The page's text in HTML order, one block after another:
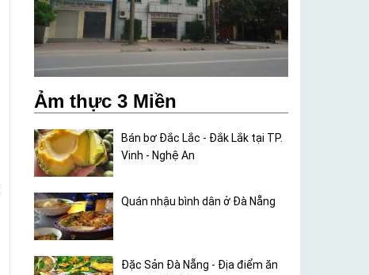
Ảm thực 3 Miền
Bán bơ Đắc Lắc - Đắk Lắk tại TP.
Vinh - Nghệ An
Quán nhậu bình dân ở Đà Nẵng
Đặc Sản Đà Nẵng - Địa điểm ăn